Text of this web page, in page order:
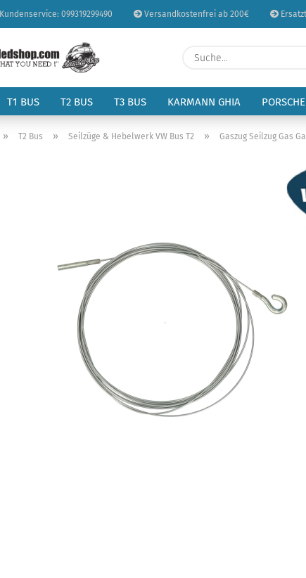
Kundenservice: 099319299490 Versandkostenfrei ab 200€
T1 BUS T2 BUS T3 BUS KARMANN GHIA PORSCHE
» T2 Bus » Seilzüge & Hebelwerk VW Bus T2 » Gaszug Seilzug Gas